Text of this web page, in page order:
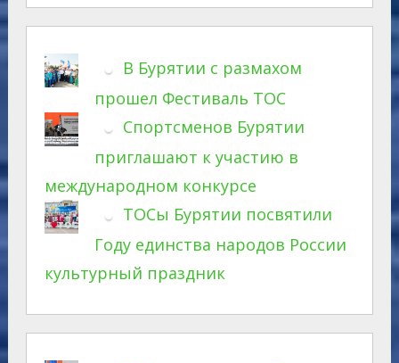
В Бурятии с размахом
прошел Фестиваль ТОС
Спортсменов Бурятии
приглашают к участию в
международном конкурсе
ТОСы Бурятии посвятили
Году единства народов России
культурный праздник